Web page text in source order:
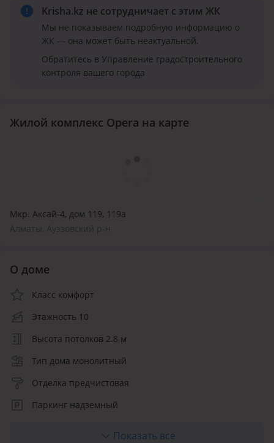
Krisha.kz не сотрудничает с этим ЖК
Мы не показываем подробную информацию о
ЖК — она может быть неактуальной.
Обратитесь в Управление градостроительного
контроля вашего города
Жилой комплекс Opera на карте
Мкр. Аксай-4, дом 119, 119а
О доме
Класс комфорт
Этажность 10
Высота потолков 2.8 м
Тип дома монолитный
Отделка предчистовая
Паркинг надземный
Показать все